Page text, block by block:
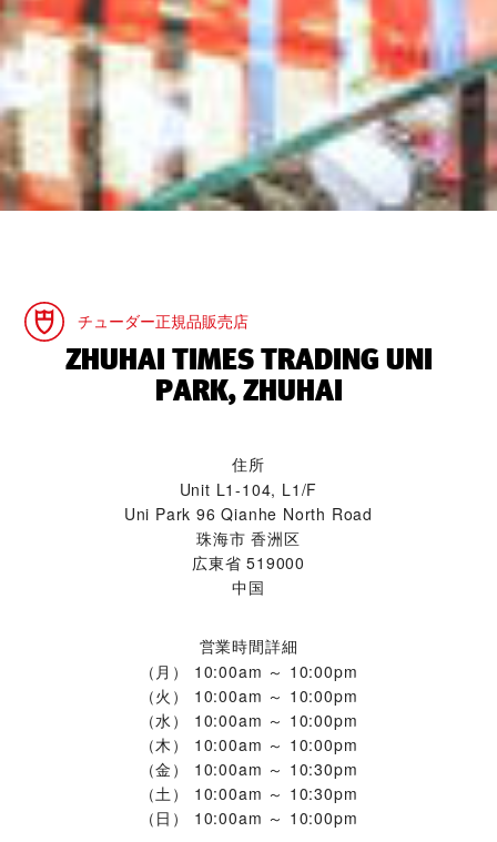
チューダー正規品販売店
‭ZHUHAI TIMES TRADING UNI
PARK, ZHUHAI‬
住所
Unit L1-104, L1/F
Uni Park 96 Qianhe North Road
珠海市 香洲区
広東省 519000
中国
営業時間詳細
（月）
10:00am ～ 10:00pm
（火）
10:00am ～ 10:00pm
（水）
10:00am ～ 10:00pm
（木）
10:00am ～ 10:00pm
（金）
10:00am ～ 10:30pm
（土）
10:00am ～ 10:30pm
（日）
10:00am ～ 10:00pm